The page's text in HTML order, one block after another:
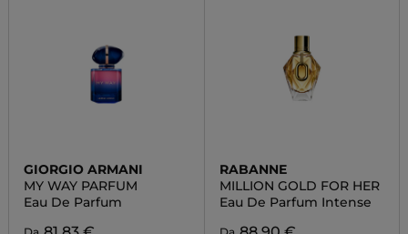
GIORGIO ARMANI
MY WAY PARFUM
Eau De Parfum
RABANNE
MILLION GOLD FOR HER
Eau De Parfum Intense